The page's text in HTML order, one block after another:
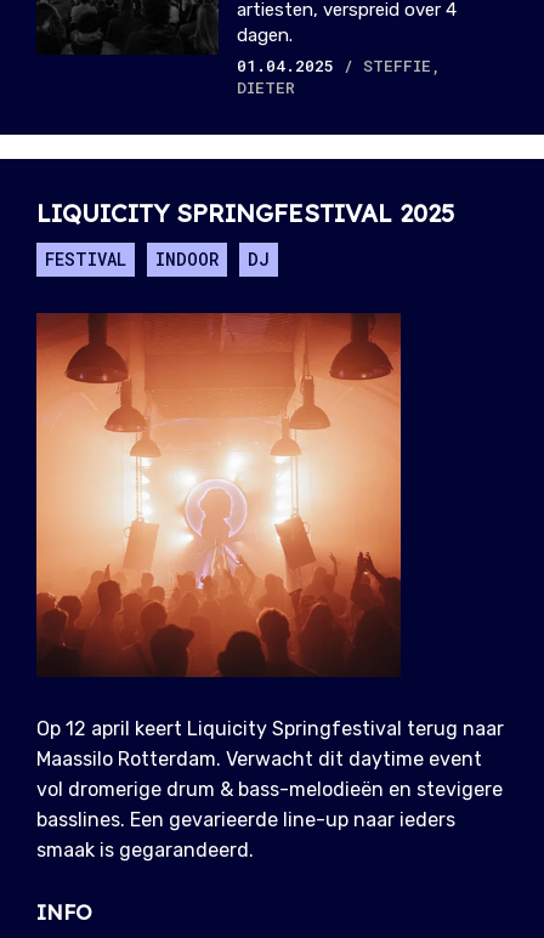
artiesten, verspreid over 4
dagen.
01.04.2025
/ STEFFIE,
DIETER
LIQUICITY SPRINGFESTIVAL 2025
FESTIVAL INDOOR DJ
Op 12 april keert Liquicity Springfestival terug naar
Maassilo Rotterdam. Verwacht dit daytime event
vol dromerige drum & bass-melodieën en stevigere
basslines. Een gevarieerde line-up naar ieders
smaak is gegarandeerd.
INFO